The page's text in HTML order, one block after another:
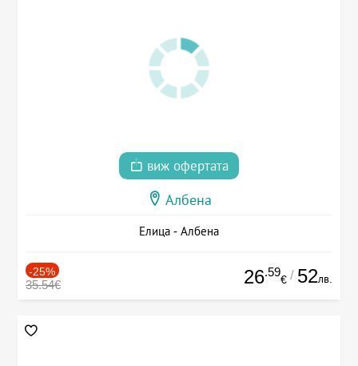
виж офертата
Албена
Елица - Албена
-25%
35.54€ 26.59
€ / 52лв.